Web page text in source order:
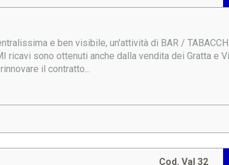
e ben visibile, un'attività di BAR /
ricavi sono ottenuti anche dalla vendita dei Gratta e
il contratto...
Cod. Val 32